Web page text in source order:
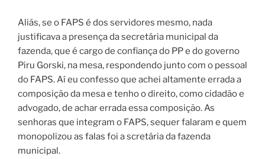
Aliás, se o FAPS é dos servidores mesmo, nada
justificava a presença da secretária municipal da
fazenda, que é cargo de confiança do PP e do governo
Piru Gorski, na mesa, respondendo junto com o pessoal
do FAPS. Aí eu confesso que achei altamente errada a
composição da mesa e tenho o direito, como cidadão e
advogado, de achar errada essa composição. As
senhoras que integram o FAPS, sequer falaram e quem
monopolizou as falas foi a scretária da fazenda
municipal.